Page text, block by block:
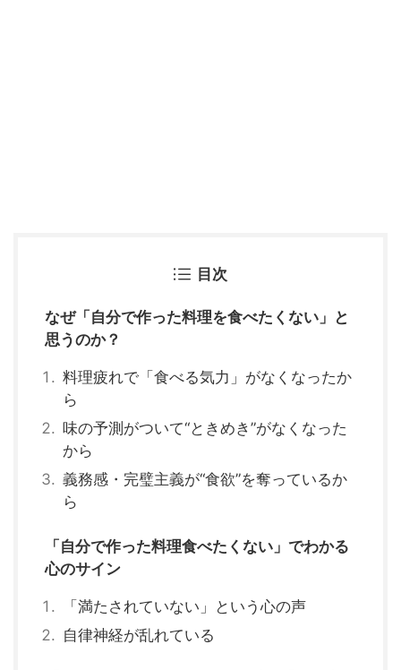
目次
なぜ「自分で作った料理を食べたくない」と
思うのか？
料理疲れで「食べる気力」がなくなったか
ら
味の予測がついて“ときめき”がなくなった
から
義務感・完璧主義が“食欲”を奪っているか
ら
「自分で作った料理食べたくない」でわかる
心のサイン
「満たされていない」という心の声
自律神経が乱れている